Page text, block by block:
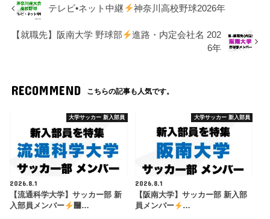
テレビ•ネット中継 神奈川高校野球2026年
【就職先】阪南大学 野球部
進路・内定会社名 202
6年
RECOMMEND こちらの記事も人気です。
大学サッカー 新入部員
2026.8.1
【流通科学大学】サッカー部 新
入部員メンバー
࿠…
大学サッカー 新入部員
2026.8.1
【阪南大学】サッカー部 新入部
員メンバー
…